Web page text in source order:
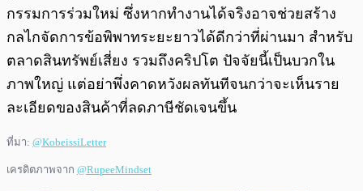
กรรมการร่วมใหม่ ซึ่งหากทำงานได้จริงอาจช่วยสร้าง
กลไกจัดการข้อพิพาทระยะยาวได้ดีกว่าที่ผ่านมา สำหรับ
ตลาดสินทรัพย์เสี่ยง รวมถึงคริปโต ปัจจัยนี้เป็นบวกใน
ภาพใหญ่ แต่อย่าพึ่งคาดหวังผลทันทีจนกว่าจะเห็นราย
ละเอียดของสินค้าที่ลดภาษีชัดเจนขึ้น
ที่มา: @KobeissiLetter
เครดิตภาพจาก @RupeeMindset